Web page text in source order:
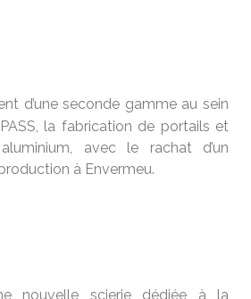
d’une seconde gamme au sein
la fabrication de portails et
avec le rachat d’un
à Envermeu.
nouvelle scierie dédiée à la